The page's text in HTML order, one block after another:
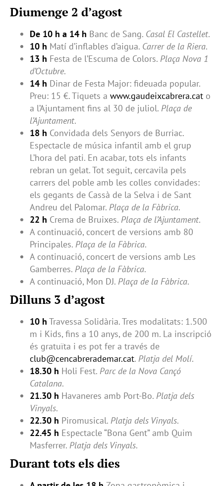
Diumenge 2 d’agost
De 10 h a 14 h Banc de Sang. Casal El Castellet.
10 h Matí d’inflables d’aigua. Carrer de la Riera.
13 h Festa de l’Escuma de Colors. Plaça Nova 1
d’Octubre.
14 h Dinar de Festa Major: fideuada popular.
Preu: 15 €. Tiquets a www.gaudeixcabrera.cat o
a l’Ajuntament fins al 30 de juliol. Plaça de
l’Ajuntament.
18 h Convidada dels Senyors de Burriac.
Espectacle de música infantil amb el grup
L’hora del pati. En acabar, tots els infants
rebran un gelat. Tot seguit, cercavila pels
carrers del poble amb les colles convidades:
els gegants de Cassà de la Selva i de Sant
Andreu del Palomar. Plaça de la Fàbrica.
22 h Crema de Bruixes. Plaça de l’Ajuntament.
A continuació, concert de versions amb 80
Principales. Plaça de la Fàbrica.
A continuació, concert de versions amb Les
Gamberres. Plaça de la Fàbrica.
A continuació, Mon DJ. Plaça de la Fàbrica.
Dilluns 3 d’agost
10 h Travessa Solidària. Tres modalitats: 1.500
m i Kids, fins a 10 anys, de 200 m. La inscripció
és gratuïta i es pot fer a través de
club@cencabrerademar.cat. Platja del Molí.
18.30 h Holi Fest. Parc de la Nova Cançó
Catalana.
21.30 h Havaneres amb Port-Bo. Platja dels
Vinyals.
22.30 h Piromusical. Platja dels Vinyals.
22.45 h Espectacle “Bona Gent” amb Quim
Masferrer. Platja dels Vinyals.
Durant tots els dies